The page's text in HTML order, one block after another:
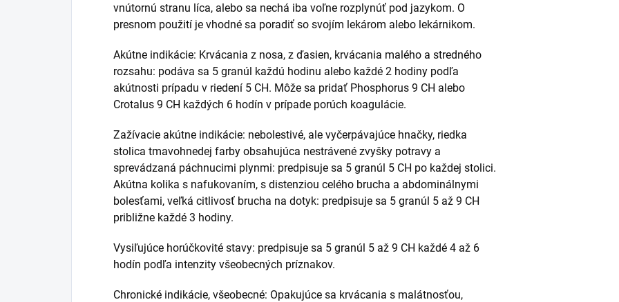
vnútornú stranu líca, alebo sa nechá iba voľne rozplynúť pod jazykom. O
presnom použití je vhodné sa poradiť so svojím lekárom alebo lekárnikom.
Akútne indikácie: Krvácania z nosa, z ďasien, krvácania malého a stredného
rozsahu: podáva sa 5 granúl každú hodinu alebo každé 2 hodiny podľa
akútnosti prípadu v riedení 5 CH. Môže sa pridať Phosphorus 9 CH alebo
Crotalus 9 CH každých 6 hodín v prípade porúch koagulácie.
Zažívacie akútne indikácie: nebolestivé, ale vyčerpávajúce hnačky, riedka
stolica tmavohnedej farby obsahujúca nestrávené zvyšky potravy a
sprevádzaná páchnucimi plynmi: predpisuje sa 5 granúl 5 CH po každej stolici.
Akútna kolika s nafukovaním, s distenziou celého brucha a abdominálnymi
bolesťami, veľká citlivosť brucha na dotyk: predpisuje sa 5 granúl 5 až 9 CH
približne každé 3 hodiny.
Vysiľujúce horúčkovité stavy: predpisuje sa 5 granúl 5 až 9 CH každé 4 až 6
hodín podľa intenzity všeobecných príznakov.
Chronické indikácie, všeobecné: Opakujúce sa krvácania s malátnosťou,